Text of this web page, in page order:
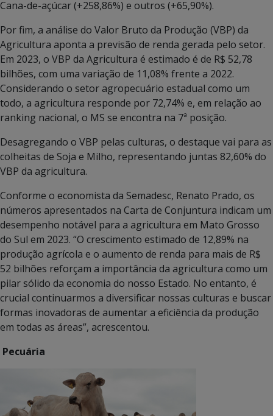
Cana-de-açúcar (+258,86%) e outros (+65,90%).
Por fim, a análise do Valor Bruto da Produção (VBP) da
Agricultura aponta a previsão de renda gerada pelo setor.
Em 2023, o VBP da Agricultura é estimado é de R$ 52,78
bilhões, com uma variação de 11,08% frente a 2022.
Considerando o setor agropecuário estadual como um
todo, a agricultura responde por 72,74% e, em relação ao
ranking nacional, o MS se encontra na 7ª posição.
Desagregando o VBP pelas culturas, o destaque vai para as
colheitas de Soja e Milho, representando juntas 82,60% do
VBP da agricultura.
Conforme o economista da Semadesc, Renato Prado, os
números apresentados na Carta de Conjuntura indicam um
desempenho notável para a agricultura em Mato Grosso
do Sul em 2023. “O crescimento estimado de 12,89% na
produção agrícola e o aumento de renda para mais de R$
52 bilhões reforçam a importância da agricultura como um
pilar sólido da economia do nosso Estado. No entanto, é
crucial continuarmos a diversificar nossas culturas e buscar
formas inovadoras de aumentar a eficiência da produção
em todas as áreas”, acrescentou.
Pecuária